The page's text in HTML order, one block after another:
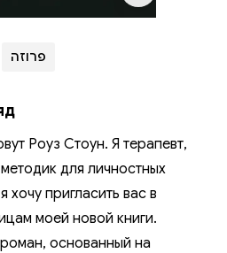
פרוזה
Роуз Стоун. Я терапевт,
для личностных
хочу пригласить вас в
моей новой книги.
основанный на